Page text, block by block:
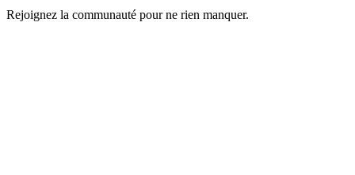
Rejoignez la communauté pour ne rien manquer.